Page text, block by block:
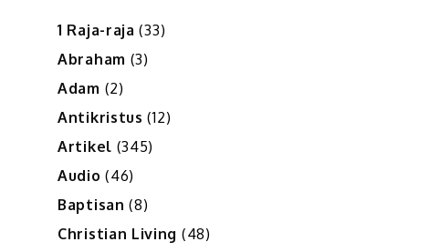
1 Raja-raja (33)
Abraham (3)
Adam (2)
Antikristus (12)
Artikel (345)
Audio (46)
Baptisan (8)
Christian Living (48)